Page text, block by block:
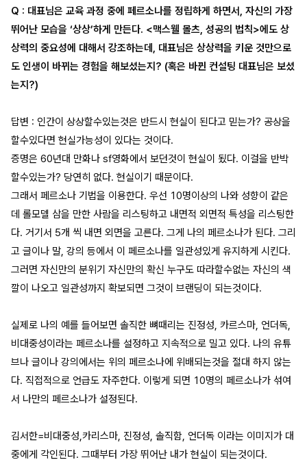
Q : 대표님은 교육 과정 중에 페르소나를 정립하게 하면서, 자신의 가장
뛰어난 모습을 ‘상상’하게 만든다. <맥스웰 몰츠, 성공의 법칙>에도 상
상력의 중요성에 대해서 강조하는데, 대표님은 상상력을 키운 것만으로
도 인생이 바뀌는 경험을 해보셨는지? (혹은 바뀐 컨설팅 대표님은 보셨
는지?)
답변 : 인간이 상상할수있는것은 반드시 현실이 된다고 믿는가? 공상을
할수있다면 현실가능성이 있다는 것이다.
증명은 60년대 만화나 sf영화에서 보던것이 현실이 됬다. 이걸을 반박
할수있는가? 당연히 없다. 현실이기 때문이다.
그래서 페르소나 기법을 이용한다. 우선 10명이상의 나와 성향이 같은
데 롤모델 삼을 만한 사람을 리스팅하고 내면적 외면적 특성을 리스팅한
다. 거기서 5개 씩 내면 외면을 고른다. 그게 나의 페르소나가 된다. 그리
고 글이나 말, 강의 등에서 이 페르소나를 일관성있게 유지하게 시킨다.
그러면 자신만의 분위기 자신만의 확신 누구도 따라할수없는 자신의 색
깔이 나오고 일관성까지 확보되면 그것이 브랜딩이 되는것이다.
실제로 나의 예를 들어보면 솔직한 뼈때리는 진정성, 카르스마, 언더독,
비대중성이라는 페르소나를 설정하고 지속적으로 밀고 있다. 나의 유튜
브나 글이나 강의에서는 위의 페르소나에 위배되는것을 절대 하지 않는
다. 직접적으로 언급도 자주한다. 이렇게 되면 10명의 페르소나가 섞여
서 나만의 페르소나가 설정된다.
김서한=비대중성,카리스마, 진정성, 솔직함, 언더독 이라는 이미지가 대
중에게 각인된다. 그때부터 가장 뛰어난 내가 현실이 되는것이다.